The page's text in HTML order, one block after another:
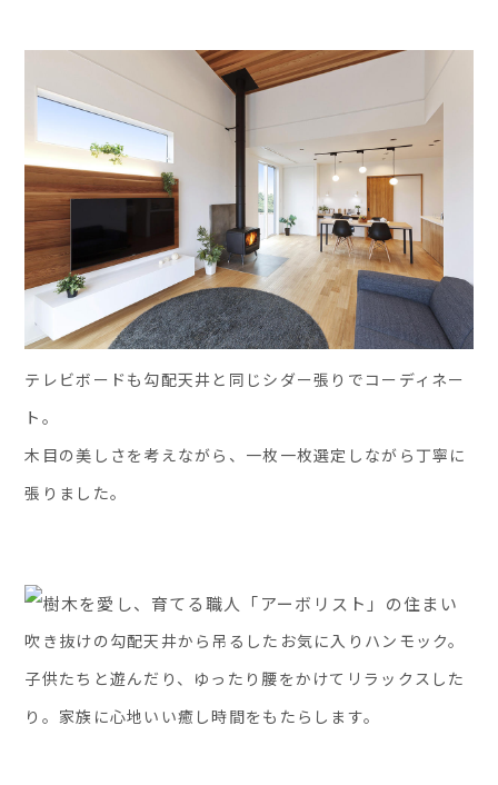
テレビボードも勾配天井と同じシダー張りでコーディネー
ト。
木目の美しさを考えながら、一枚一枚選定しながら丁寧に
張りました。
吹き抜けの勾配天井から吊るしたお気に入りハンモック。
子供たちと遊んだり、ゆったり腰をかけてリラックスした
り。家族に心地いい癒し時間をもたらします。